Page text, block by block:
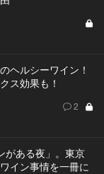
ヘルシーワイン！
ス効果も！
2
がある夜」。東京
イン事情を一冊に